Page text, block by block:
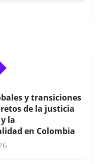
y transiciones
de la justicia
la
en Colombia